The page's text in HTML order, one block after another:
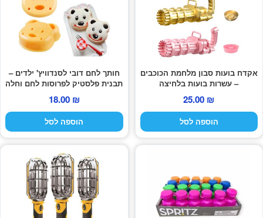
אקדח בועות סבון מלחמת הכוכבים
– עשרות בועות בלחיצה
25.00 ₪
הוספה לסל
חותך לחם דובי לסנדוויץ' ילדים –
תבנית פלסטיק לפרוסות לחם וחלה
18.00 ₪
הוספה לסל